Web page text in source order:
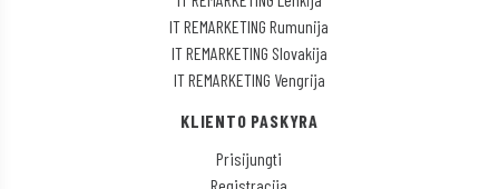
IT REMARKETING Rumunija
IT REMARKETING Slovakija
IT REMARKETING Vengrija
KLIENTO PASKYRA
Prisijungti
Registracija